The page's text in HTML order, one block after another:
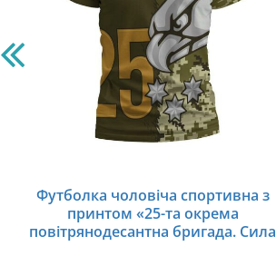
Футболка чоловіча спортивна з
принтом «25-та окрема
повітрянодесантна бригада. Сила